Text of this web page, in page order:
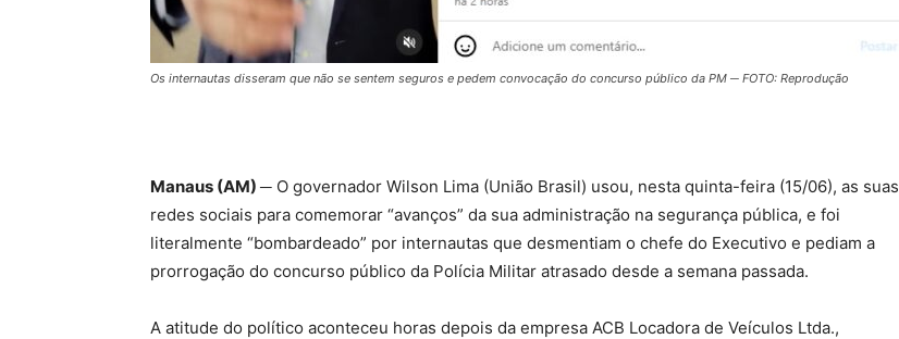
Os internautas disseram que não se sentem seguros e pedem convocação do concurso público da PM ─ FOTO: Reprodução
Manaus (AM) ─ O governador Wilson Lima (União Brasil) usou, nesta quinta-feira (15/06), as suas
redes sociais para comemorar “avanços” da sua administração na segurança pública, e foi
literalmente “bombardeado” por internautas que desmentiam o chefe do Executivo e pediam a
prorrogação do concurso público da Polícia Militar atrasado desde a semana passada.
A atitude do político aconteceu horas depois da empresa ACB Locadora de Veículos Ltda.,